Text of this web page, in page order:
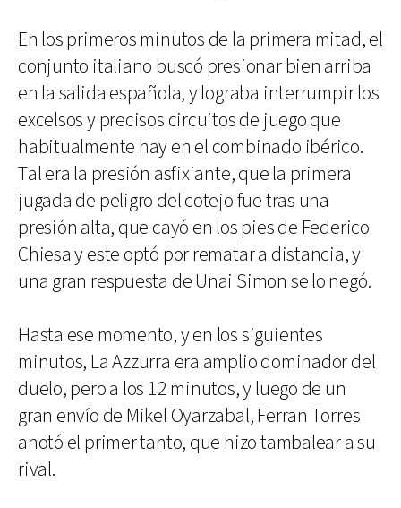
En los primeros minutos de la primera mitad, el
conjunto italiano buscó presionar bien arriba
en la salida española, y lograba interrumpir los
excelsos y precisos circuitos de juego que
habitualmente hay en el combinado ibérico.
Tal era la presión asfixiante, que la primera
jugada de peligro del cotejo fue tras una
presión alta, que cayó en los pies de Federico
Chiesa y este optó por rematar a distancia, y
una gran respuesta de Unai Simon se lo negó.
Hasta ese momento, y en los siguientes
minutos, La Azzurra era amplio dominador del
duelo, pero a los 12 minutos, y luego de un
gran envío de Mikel Oyarzabal, Ferran Torres
anotó el primer tanto, que hizo tambalear a su
rival.